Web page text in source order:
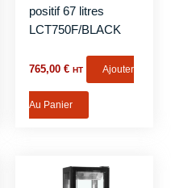
positif 67 litres
LCT750F/BLACK
765,00 € HT Ajouter
Au Panier